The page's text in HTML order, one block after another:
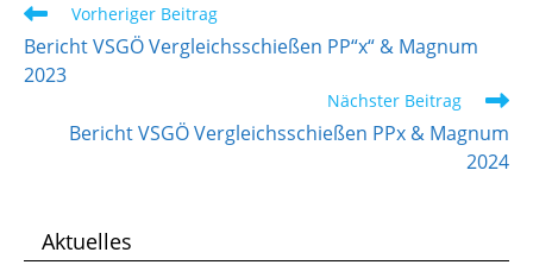
Weitere
Artikel
ansehen
Vorheriger Beitrag
Bericht VSGÖ Vergleichsschießen PP“x“ & Magnum
2023
Nächster Beitrag
Bericht VSGÖ Vergleichsschießen PPx & Magnum
2024
Aktuelles